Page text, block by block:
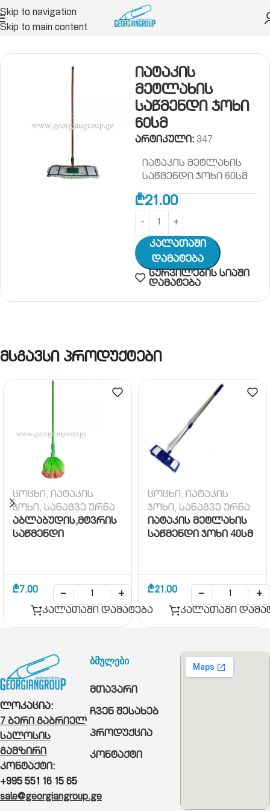
Skip to navigation
Skip to main content
ჰიგიენა ცოცხი, იატაკის ჯოხი, სანაგვე ურნა
იატაკის
მეტლახის
საწმენდი ჯოხი
60სმ
არტიკული: 347
იატაკის მეტლახის
საწმენდი ჯოხი 60სმ
₾21.00
Კალათაში
Დამატება
სურვილების სიაში
დამატება
მსგავსი პროდუქტები
ცოცხი, იატაკის
ჯოხი, სანაგვე ურნა
აბლაბუდის,მტვრის
საწმენდი
₾7.00 −
+
კალათაში დამატება
ცოცხი, იატაკის
ჯოხი, სანაგვე ურნა
იატაკის მეტლახის
საწმენდი ჯოხი 40სმ
₾21.00 −
+
კალათაში
ლოკაცია:
7 ბერი გაბრიელ
სალოსის
გამზირი
კონტაქტი:
+995 551 16 15 65
sale@georgiangroup.ge
ბმულები
მთავარი
ჩვენ შესახებ
პროდუქცია
კონტაქტი